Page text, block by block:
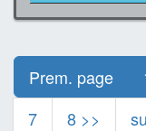
Prem. page
7
8 >>